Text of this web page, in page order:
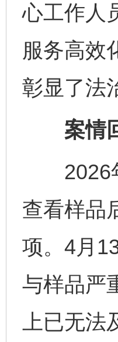
心工作人
服务高效
彰显了法
案情回
2026年
查看样品
项。4月
与样品严
上已无